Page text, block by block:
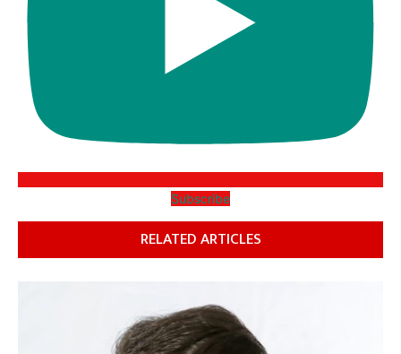
Subscribe
RELATED ARTICLES